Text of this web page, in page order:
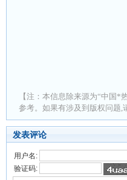
【注：本信息除来源为“中国
参考。如果有涉及到版权问题,
发表评论
用户名:
验证码: